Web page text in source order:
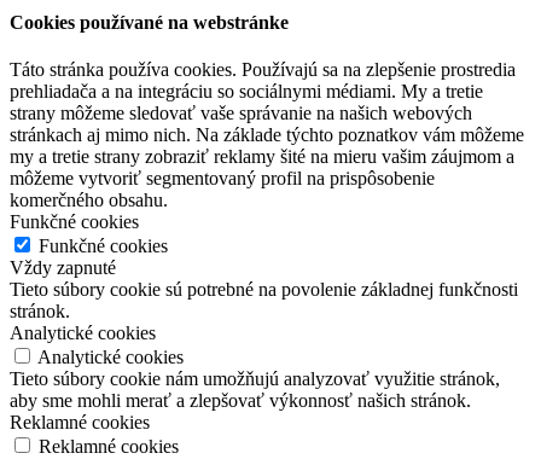
Cookies používané na webstránke
Táto stránka používa cookies. Používajú sa na zlepšenie prostredia
prehliadača a na integráciu so sociálnymi médiami. My a tretie
strany môžeme sledovať vaše správanie na našich webových
stránkach aj mimo nich. Na základe týchto poznatkov vám môžeme
my a tretie strany zobraziť reklamy šité na mieru vašim záujmom a
môžeme vytvoriť segmentovaný profil na prispôsobenie
komerčného obsahu.
Funkčné cookies
Funkčné cookies
Vždy zapnuté
Tieto súbory cookie sú potrebné na povolenie základnej funkčnosti
stránok.
Analytické cookies
Analytické cookies
Tieto súbory cookie nám umožňujú analyzovať využitie stránok,
aby sme mohli merať a zlepšovať výkonnosť našich stránok.
Reklamné cookies
Reklamné cookies